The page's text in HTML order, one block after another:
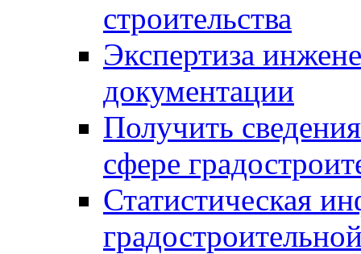
строительства
Экспертиза
документации
Получить
сфере
Статистическая